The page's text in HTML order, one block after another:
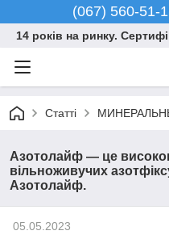
(067) 560-51-
14 років на ринку.
Статті
Азотолайф — це
вільноживучих
Азотолайф.
05.05.2023